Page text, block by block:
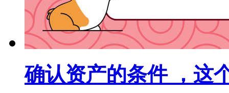
确认资产的条件 ，这